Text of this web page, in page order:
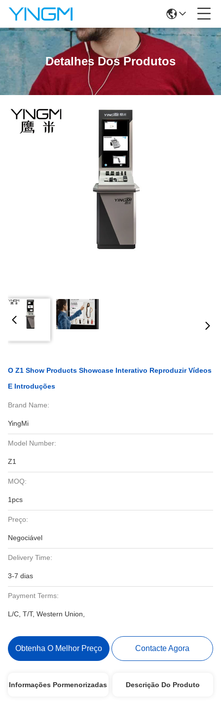
Detalhes Dos Produtos
O Z1 Show Products Showcase Interativo Reproduzir Vídeos
E Introduções
Brand Name:
YingMi
Model Number:
Z1
MOQ:
1pcs
Preço:
Negociável
Delivery Time:
3-7 dias
Payment Terms:
L/C, T/T, Western Union,
Obtenha O Melhor Preço Contacte Agora
Informações Pormenorizadas Descrição Do Produto